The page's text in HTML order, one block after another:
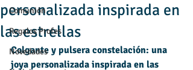
Comunión
Regalos Profes
Novedades
personalizada inspirada en
las estrellas
Colgante y pulsera constelación: una
joya personalizada inspirada en las